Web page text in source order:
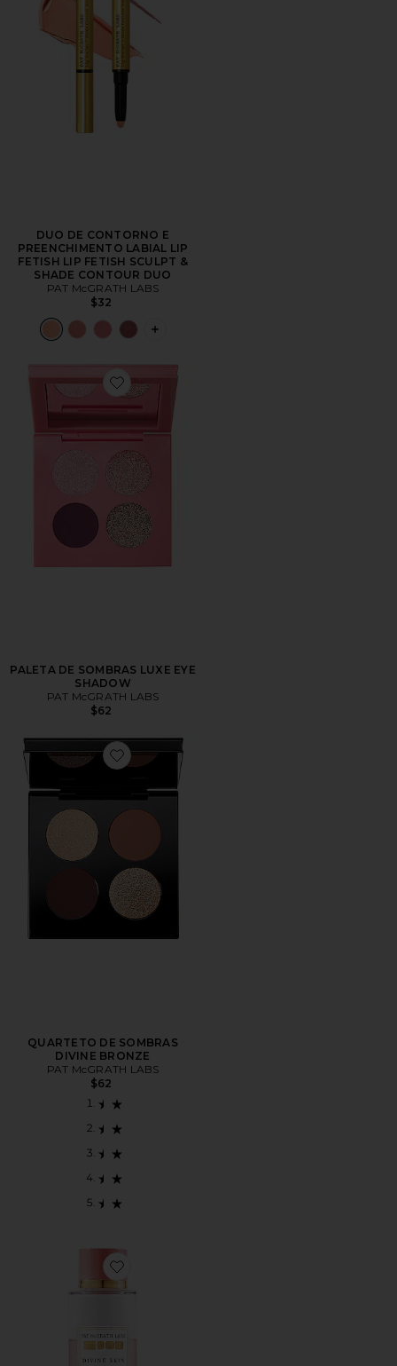
DUO DE CONTORNO E
PREENCHIMENTO LABIAL LIP
FETISH LIP FETISH SCULPT &
SHADE CONTOUR DUO
PAT McGRATH LABS
$32
PLUS ICON TO SEE MORE OPTIONS
Favorite PALETA DE SOMBRAS LUXE EYE SHADOW
PALETA DE SOMBRAS LUXE EYE
SHADOW
PAT McGRATH LABS
$62
Favorite QUARTETO DE SOMBRAS DIVINE BRONZE
QUARTETO DE SOMBRAS
DIVINE BRONZE
PAT McGRATH LABS
$62
Favorite ESSÊNCIA PARA PELE DIVINE SKIN